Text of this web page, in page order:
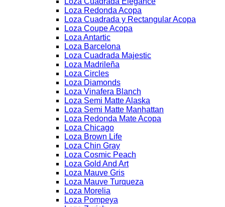
Loza Redonda Acopa
Loza Cuadrada y Rectangular Acopa
Loza Coupe Acopa
Loza Antartic
Loza Barcelona
Loza Cuadrada Majestic
Loza Madrileña
Loza Circles
Loza Diamonds
Loza Vinafera Blanch
Loza Semi Matte Alaska
Loza Semi Matte Manhattan
Loza Redonda Mate Acopa
Loza Chicago
Loza Brown Life
Loza Chin Gray
Loza Cosmic Peach
Loza Gold And Art
Loza Mauve Gris
Loza Mauve Turqueza
Loza Morelia
Loza Pompeya